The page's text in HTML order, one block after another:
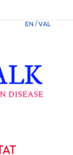
EN /VAL